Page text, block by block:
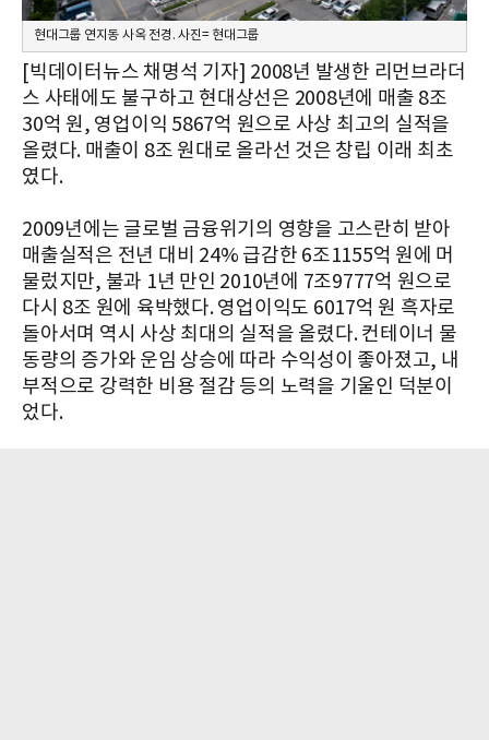
현대그룹 연지동 사옥 전경. 사진= 현대그룹
[빅데이터뉴스 채명석 기자] 2008년 발생한 리먼브라더
스 사태에도 불구하고 현대상선은 2008년에 매출 8조
30억 원, 영업이익 5867억 원으로 사상 최고의 실적을
올렸다. 매출이 8조 원대로 올라선 것은 창립 이래 최초
였다.
2009년에는 글로벌 금융위기의 영향을 고스란히 받아
매출실적은 전년 대비 24% 급감한 6조1155억 원에 머
물렀지만, 불과 1년 만인 2010년에 7조9777억 원으로
다시 8조 원에 육박했다. 영업이익도 6017억 원 흑자로
돌아서며 역시 사상 최대의 실적을 올렸다. 컨테이너 물
동량의 증가와 운임 상승에 따라 수익성이 좋아졌고, 내
부적으로 강력한 비용 절감 등의 노력을 기울인 덕분이
었다.